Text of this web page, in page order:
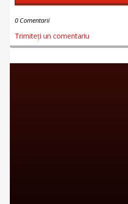
0 Comentarii
Trimiteți un comentariu